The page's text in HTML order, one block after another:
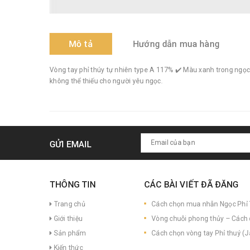
Mô tả Hướng dẫn mua hàng
Vòng tay phỉ thúy tự nhiên type A 117% ✔️ Màu xanh trong
không thể thiếu cho người yêu ngọc.
GỬI EMAIL
THÔNG TIN
Trang chủ
Giới thiệu
Sản phẩm
Kiến thức
CÁC BÀI VIẾT ĐÃ ĐĂNG
Cách chọn mua nhẫn Ngọc Phỉ
Vòng chuỗi phong thủy –
Cách chọn vòng tay Phỉ thuý